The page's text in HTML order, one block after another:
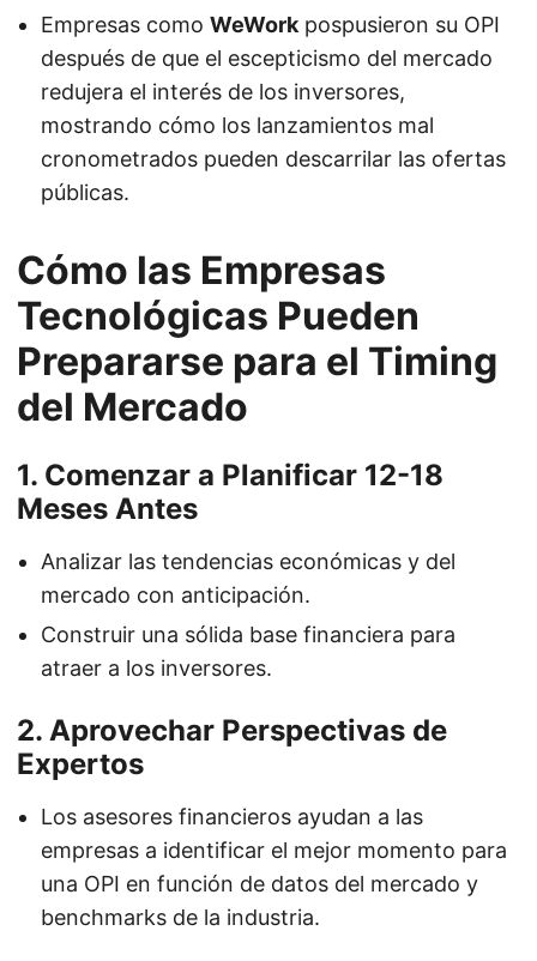
Empresas como WeWork pospusieron su OPI
después de que el escepticismo del mercado
redujera el interés de los inversores,
mostrando cómo los lanzamientos mal
cronometrados pueden descarrilar las ofertas
públicas.
Cómo las Empresas
Tecnológicas Pueden
Prepararse para el Timing
del Mercado
1. Comenzar a Planificar 12-18
Meses Antes
Analizar las tendencias económicas y del
mercado con anticipación.
Construir una sólida base financiera para
atraer a los inversores.
2. Aprovechar Perspectivas de
Expertos
Los asesores financieros ayudan a las
empresas a identificar el mejor momento para
una OPI en función de datos del mercado y
benchmarks de la industria.